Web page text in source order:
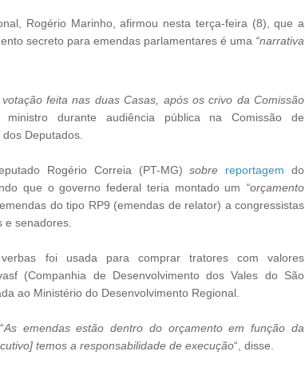
Rogério Marinho, afirmou nesta terça-feira (8), que a
secreto para emendas parlamentares é uma “narrativa
feita nas duas Casas, após os crivo da Comissão
durante audiência pública na Comissão de
Deputados.
Rogério Correia (PT-MG) sobre reportagem do
que o governo federal teria montado um “orçamento
do tipo RP9 (emendas de relator) a congressistas
e senadores.
foi usada para comprar tratores com valores
(Companhia de Desenvolvimento dos Vales do São
ao Ministério do Desenvolvimento Regional.
As emendasestão dentro do orçamento em função da
temos a responsabilidade de execução“, disse.